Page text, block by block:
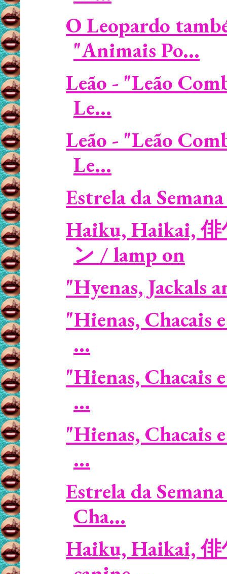
O Leopardo
"Animais Po...
Leão - "Leão
Le...
Leão - "Leão
Le...
Estrela da
Haiku, Haikai, 俳
ン / lamp on
"Hyenas, Jackals
"Hienas, Chacais
...
"Hienas, Chacais
...
"Hienas, Chacais
...
Estrela da
Cha...
Haiku, Haikai, 俳